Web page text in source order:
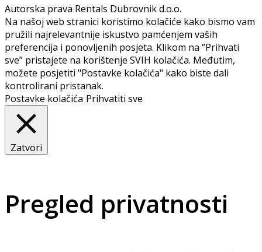
Autorska prava Rentals Dubrovnik d.o.o.
Na našoj web stranici koristimo kolačiće kako bismo vam
pružili najrelevantnije iskustvo pamćenjem vaših
preferencija i ponovljenih posjeta. Klikom na “Prihvati
sve” pristajete na korištenje SVIH kolačića. Međutim,
možete posjetiti "Postavke kolačića" kako biste dali
kontrolirani pristanak.
Postavke kolačića Prihvatiti sve
Zatvori
Pregled privatnosti